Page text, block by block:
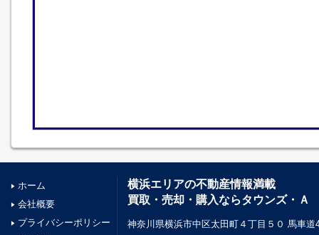
ホーム
会社概要
プライバシーポリシー
横浜エリアの不動産情報満載
買取・売却・購入ならタウンズ・Ａ
神奈川県横浜市中区太田町４丁目５０ 馬車道